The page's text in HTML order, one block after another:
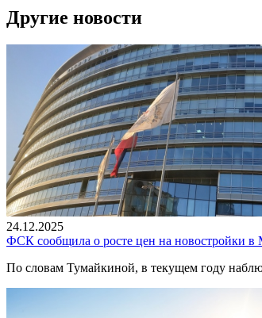
Другие новости
24.12.2025
ФСК сообщила о росте цен на новостройки в
По словам Тумайкиной, в текущем году